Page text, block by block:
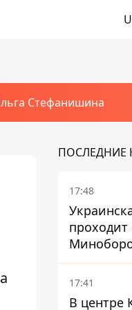
Стефанишина
ПОСЛЕДНИЕ
17:48
17:41
В центре